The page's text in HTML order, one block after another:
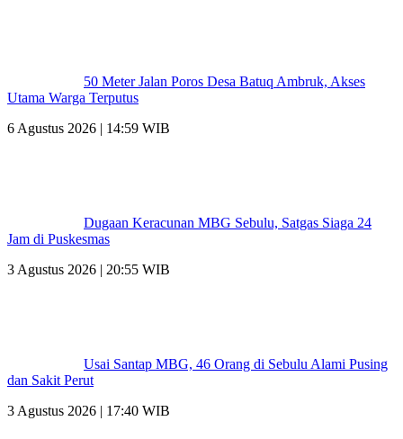
50 Meter Jalan Poros Desa Batuq Ambruk, Akses
Utama Warga Terputus
6 Agustus 2026 | 14:59 WIB
Dugaan Keracunan MBG Sebulu, Satgas Siaga 24
Jam di Puskesmas
3 Agustus 2026 | 20:55 WIB
Usai Santap MBG, 46 Orang di Sebulu Alami Pusing
dan Sakit Perut
3 Agustus 2026 | 17:40 WIB